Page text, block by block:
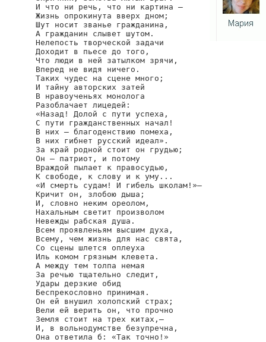
И что ни речь, что ни картина —
Жизнь опрокинута вверх дном;
Шут носит званье гражданина,
А гражданин слывет шутом.
Нелепость творческой задачи
Доходит в пьесе до того,
Что люди в ней затылком зрячи,
Вперед не видя ничего.
Таких чудес на сцене много;
И тайну авторских затей
В нравоученьях монолога
Разоблачает лицедей:
«Назад! Долой с пути успеха,
С пути гражданственных начал!
В них — благоденствию помеха,
В них гибнет русский идеал».
За край родной стоит он грудью;
Он — патриот, и потому
Враждой пылает к правосудью,
К свободе, к слову и к уму...
«И смерть судам! И гибель школам!»—
Кричит он, злобою дыша;
И, словно неким ореолом,
Нахальным светит произволом
Невежды рабская душа.
Всем проявленьям высшим духа,
Всему, чем жизнь для нас свята,
Со сцены шлется оплеуха
Иль комом грязным клевета.
А между тем толпа немая
За речью тщательно следит,
Удары дерзкие обид
Беспрекословно принимая.
Он ей внушил холопский страх;
Вели ей верить он, что прочно
Земля стоит на трех китах,—
И, в вольнодумстве безупречна,
Она ответила б: «Так точно!»